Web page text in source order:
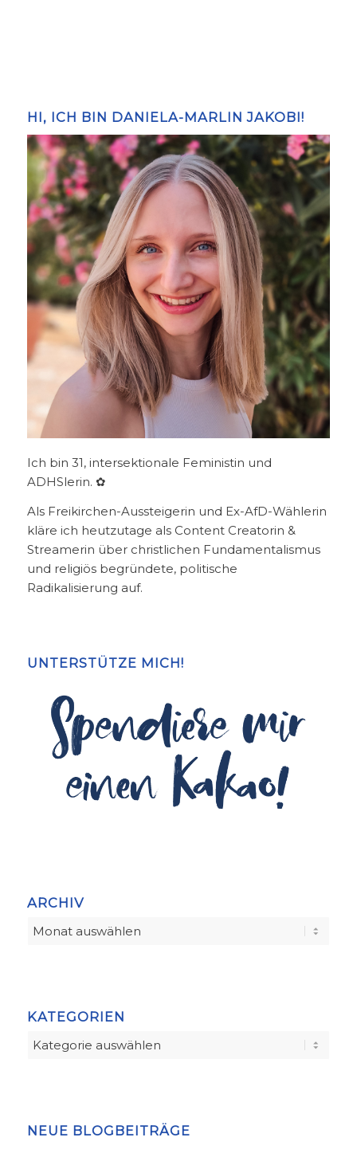
HI, ICH BIN DANIELA-MARLIN JAKOBI!
Ich bin 31, intersektionale Feministin und
ADHSlerin. ✿
Als Freikirchen-Aussteigerin und Ex-AfD-Wählerin
kläre ich heutzutage als Content Creatorin &
Streamerin über christlichen Fundamentalismus
und religiös begründete, politische
Radikalisierung auf.
UNTERSTÜTZE MICH!
ARCHIV
KATEGORIEN
Kategorien
NEUE BLOGBEITRÄGE